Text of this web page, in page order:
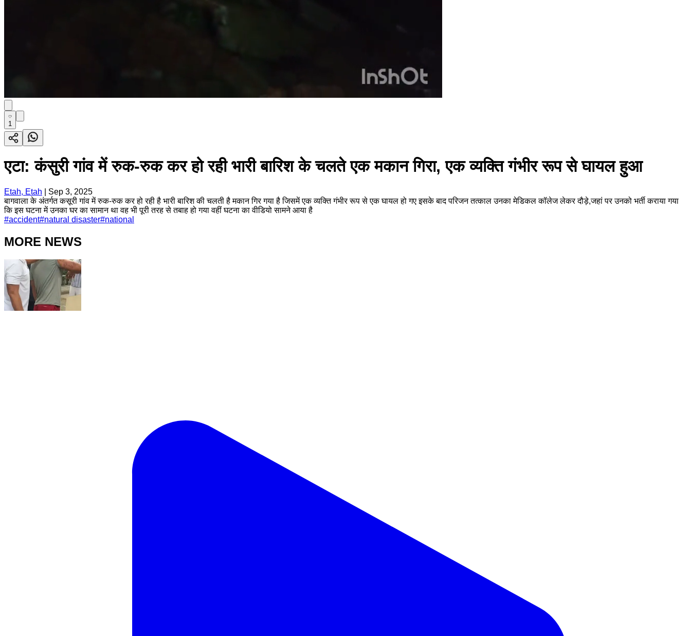
1
एटा: कंसुरी गांव में रुक-रुक कर हो रही भारी बारिश के चलते एक मकान गिरा, एक व्यक्ति गंभीर रूप से घायल हुआ
Etah, Etah
Sep 3, 2025
बागवाला के अंतर्गत कसूरी गांव में रुक-रुक कर हो रही है भारी बारिश की चलती है मकान गिर गया है जिसमें एक व्यक्ति गंभीर रूप से एक घायल हो गए इसके बाद परिजन तत्काल उनका मेडिकल कॉलेज लेकर दौड़े,जहां पर उनको भर्ती कराया गया
कि इस घटना में उनका घर का सामान था वह भी पूरी तरह से तबाह हो गया वहीं घटना का वीडियो सामने आया है
#accident#natural disaster#national
MORE NEWS